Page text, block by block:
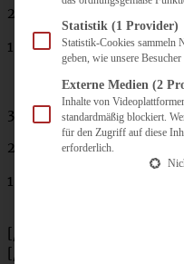
2 EL Vanille-Extrakt
1 EL Zitronensaft
300 g TK Erdbeeren
2 EL Zucker
1 EL Speisestärke
[/tab]
[/tabs]
Statistik (1 Provider)
Statistik-Cookies sammeln
geben, wie unsere
Externe Medien (2
Inhalte von
standardmäßig blockiert.
für den Zugriff auf diese
erforderlich.